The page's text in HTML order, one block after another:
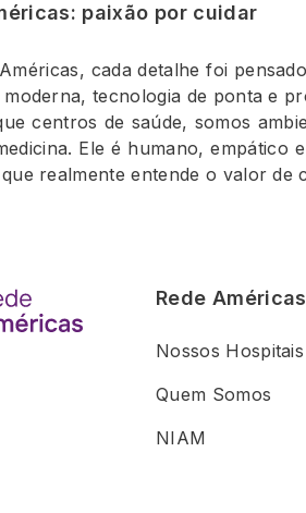
paixão por cuidar
cada detalhe foi
tecnologia de ponta e
centros de saúde, somos
Ele é humano, empático
realmente entende o valor de
Rede Américas
Nossos Hospitais
Quem Somos
NIAM